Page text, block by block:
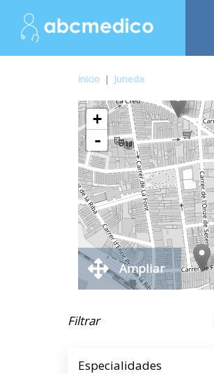
Inicio | Juneda
+
-
Ampliar
Filtrar
Especialidades